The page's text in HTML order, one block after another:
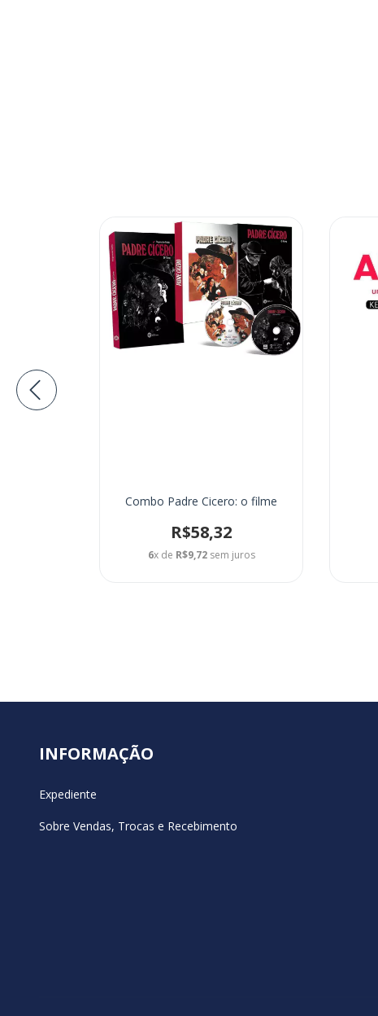
Combo Padre Cicero: o filme
R$58,32
6x de R$9,72sem juros
INFORMAÇÃO
Expediente
Sobre Vendas, Trocas e Recebimento